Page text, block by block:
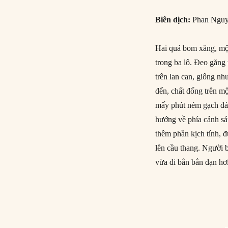
Biên dịch:Phan
Hai quả bom xăng,
trong ba lô. Đeo
trên lan can, giống
đến, chất đống trên
mấy phút ném gạch
hướng về phía cảnh
thêm phần kịch tính,
lên cầu thang. Người
vừa đi bắn bắn đạn